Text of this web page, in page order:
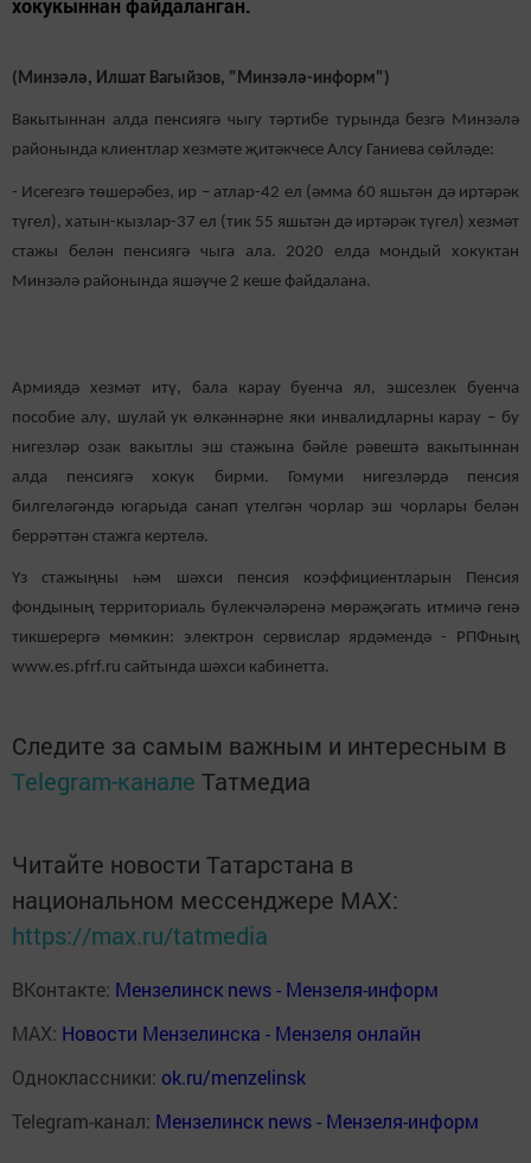
(Минзәлә, Илшат Вагыйзов, "Минзәлә-информ")
Вакытыннан алда пенсиягә чыгу тәртибе турында безгә Минзәлә
районында клиентлар хезмәте җитәкчесе Алсу Ганиева сөйләде:
- Исегезгә төшерәбез, ир – атлар-42 ел (әмма 60 яшьтән дә иртәрәк
түгел), хатын-кызлар-37 ел (тик 55 яшьтән дә иртәрәк түгел) хезмәт
стажы белән пенсиягә чыга ала. 2020 елда мондый хокуктан
Минзәлә районында яшәүче 2 кеше файдалана.
Армиядә хезмәт итү, бала карау буенча ял, эшсезлек буенча
пособие алу, шулай ук өлкәннәрне яки инвалидларны карау – бу
нигезләр озак вакытлы эш стажына бәйле рәвештә вакытыннан
алда пенсиягә хокук бирми. Гомуми нигезләрдә пенсия
билгеләгәндә югарыда санап үтелгән чорлар эш чорлары белән
беррәттән стажга кертелә.
Үз стажыңны һәм шәхси пенсия коэффициентларын Пенсия
фондының территориаль бүлекчәләренә мөрәҗәгать итмичә генә
тикшерергә мөмкин: электрон сервислар ярдәмендә - РПФның
www.es.pfrf.ru сайтында шәхси кабинетта.
Следите за самым важным и интересным в
Telegram-канале Татмедиа
Читайте новости Татарстана в
национальном мессенджере MАХ:
https://max.ru/tatmedia
ВКонтакте: Мензелинск news - Мензеля-информ
MAX: Новости Мензелинска - Мензеля онлайн
Одноклассники: ok.ru/menzelinsk
Telegram-канал: Мензелинск news - Мензеля-информ